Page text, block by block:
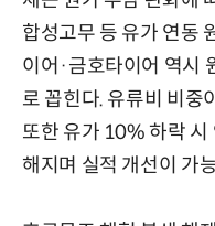
합성고무 등 유가 연동
이어·금호타이어 역시
로 꼽힌다. 유류비 비중
또한 유가 10% 하락 시
해지며 실적 개선이 가